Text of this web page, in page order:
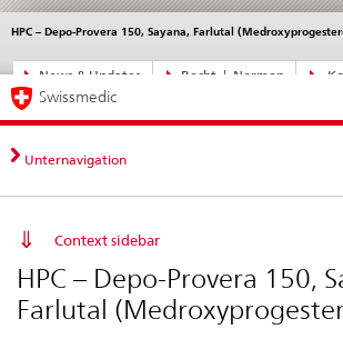
Direktnavigation
News,
Rechtsgrundlagen,
News & Updates Recht | Normen
HPC – Depo-Provera 150, Sayana, Farlutal
Sprachwahl
Service
Hauptnavigation
Swissmedic
Unternavigation
Context sidebar
HPC – Depo-Provera 150,
Farlutal